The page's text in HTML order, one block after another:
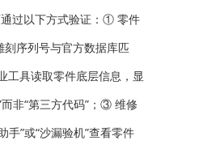
过以下方式验证：① 零件
刻序列号与官方数据库匹
工具读取零件底层信息，显
而非“第三方代码”；③ 维修
手”或“沙漏验机”查看零件